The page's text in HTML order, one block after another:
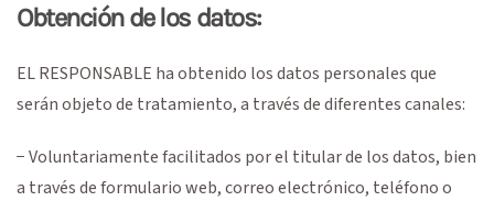
Obtención de los datos:
EL RESPONSABLE ha obtenido los datos personales que
serán objeto de tratamiento, a través de diferentes canales:
− Voluntariamente facilitados por el titular de los datos, bien
a través de formulario web, correo electrónico, teléfono o